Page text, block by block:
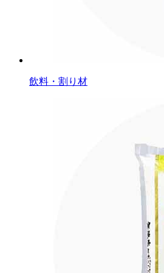
飲料・割り材